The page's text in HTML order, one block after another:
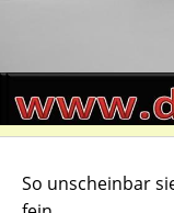
So unscheinbar